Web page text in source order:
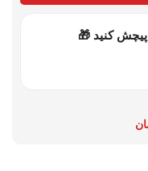
کنید 🎁